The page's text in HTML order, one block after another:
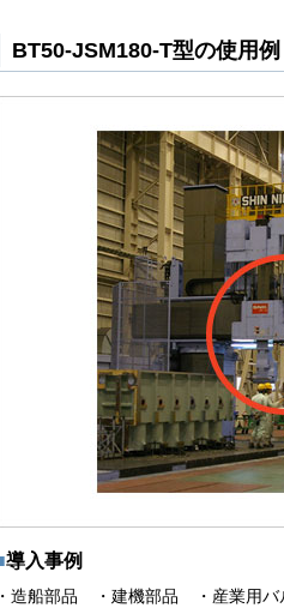
BT50-JSM180-T型の使用例
導入事例
・造船部品 ・建機部品 ・産業用